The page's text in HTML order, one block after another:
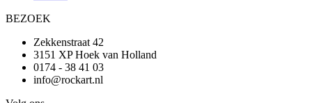
BEZOEK
Zekkenstraat 42
3151 XP Hoek van Holland
0174 - 38 41 03
info@rockart.nl